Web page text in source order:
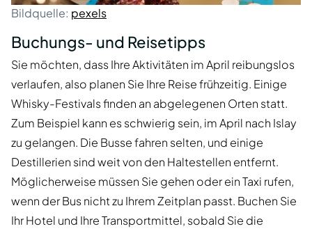
Bildquelle: pexels
Buchungs- und Reisetipps
Sie möchten, dass Ihre Aktivitäten im April reibungslos
verlaufen, also planen Sie Ihre Reise frühzeitig. Einige
Whisky-Festivals finden an abgelegenen Orten statt.
Zum Beispiel kann es schwierig sein, im April nach Islay
zu gelangen. Die Busse fahren selten, und einige
Destillerien sind weit von den Haltestellen entfernt.
Möglicherweise müssen Sie gehen oder ein Taxi rufen,
wenn der Bus nicht zu Ihrem Zeitplan passt. Buchen Sie
Ihr Hotel und Ihre Transportmittel, sobald Sie die